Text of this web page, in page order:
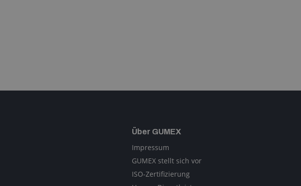
Über GUMEX
Impressum
GUMEX stellt sich vor
ISO-Zertifizierung